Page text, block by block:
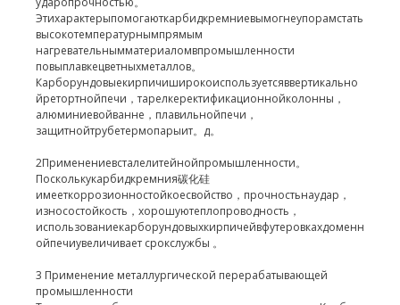
Этихарактерыпомогаюткарбидкремниевымогнеупорамстать
высокотемпературнымпрямым
нагревательнымматериаломвпромышленности
повыплавкецветныхметаллов。
Карборундовыекирпичиширокоиспользуетсяввертикально
йретортнойпечи，тарелкеректификационнойколонны，
алюминиевойванне，плавильнойпечи，
защитнойтрубетермопарыит。 д。
2Применениевсталелитейнойпромышленности。
Посколькукарбидкремния碳化硅
имееткоррозионностойкоесвойство，прочностьнаудар，
износостойкость，хорошуютеплопроводность，
использованиекарборундовыхкирпичейвфутеровкахдоменн
ойпечиувеличивает срокслужбы 。
3 Применение металлургической перерабатывающей
промышленности